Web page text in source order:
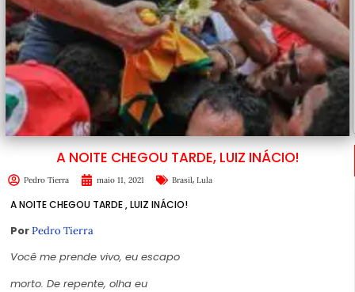
A NOITE CHEGOU TARDE, LUIZ INÁCIO!
Pedro Tierra maio 11, 2021 Brasil, Lula
A NOITE CHEGOU TARDE , LUIZ INÁCIO!
PorPedro Tierra
Você me prende vivo, eu escapo
morto. De repente, olha eu